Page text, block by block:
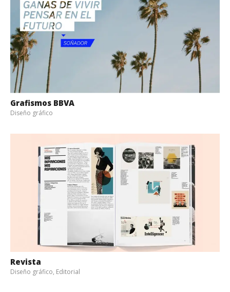
Grafismos BBVA
Diseño gráfico
Revista
Diseño gráfico, Editorial